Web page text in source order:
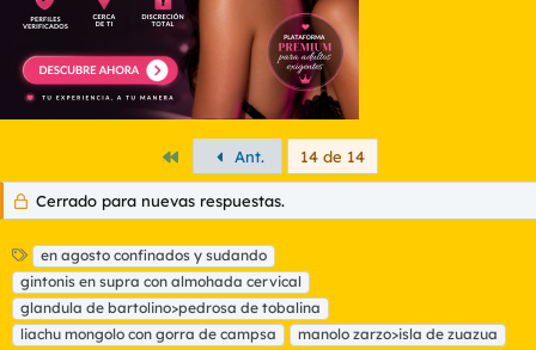
PrimeroAnt. 14 de 14
Cerrado para nuevas respuestas.
E
t
i
q
u
en agosto confinados y sudando
gintonis en supra con almohada cervical
glandula de bartolino>pedrosa de tobalina
liachu mongolo con gorra de campsa
manolo zarzo>isla de zuazua